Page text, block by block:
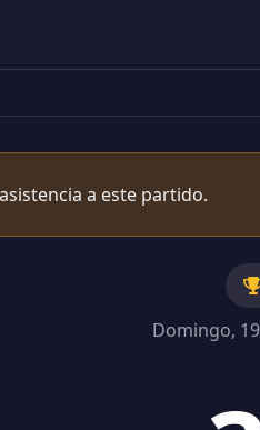
a este partido.
Domingo,